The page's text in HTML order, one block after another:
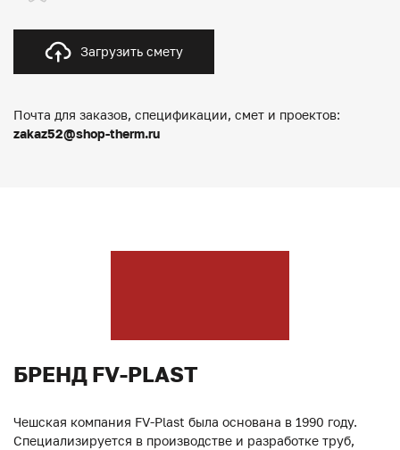
Загрузить смету
Почта для заказов, спецификации, смет и проектов:
zakaz52@shop-therm.ru
БРЕНД FV-PLAST
Чешская компания FV-Plast была основана в 1990 году.
Специализируется в производстве и разработке труб,